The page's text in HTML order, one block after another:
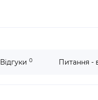
Відгуки 0 Питання -